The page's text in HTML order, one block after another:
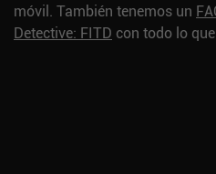
móvil. También tenemos un
Detective: FITD con todo lo